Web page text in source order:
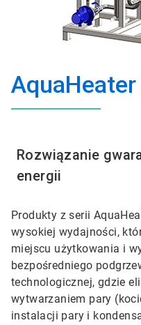
AquaHeater
Rozwiązanie
energii
Produkty z serii
wysokiej wydajności,
miejscu użytkowania i
bezpośredniego
technologicznej, gdzie
wytwarzaniem pary
instalacji pary i